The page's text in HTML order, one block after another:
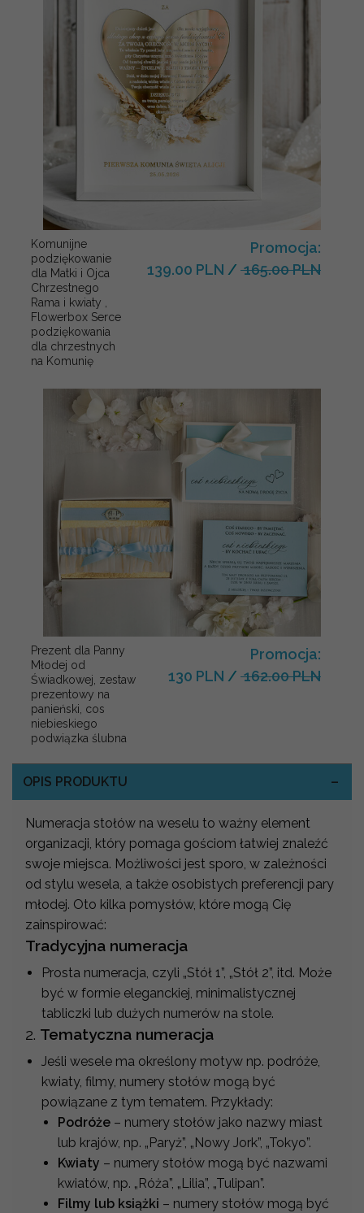
Komunijne
podziękowanie
dla Matki i Ojca
Chrzestnego
Rama i kwiaty ,
Flowerbox Serce
podziękowania
dla chrzestnych
na Komunię
Promocja:
139.00 PLN / 165.00 PLN
Prezent dla Panny
Młodej od
Świadkowej, zestaw
prezentowy na
panieński, cos
niebieskiego
podwiązka ślubna
Promocja:
130 PLN / 162.00 PLN
OPIS PRODUKTU
Numeracja stołów na weselu to ważny element
organizacji, który pomaga gościom łatwiej znaleźć
swoje miejsca. Możliwości jest sporo, w zależności
od stylu wesela, a także osobistych preferencji pary
młodej. Oto kilka pomysłów, które mogą Cię
zainspirować:
Tradycyjna numeracja
Prosta numeracja, czyli „Stół 1”, „Stół 2”, itd. Może
być w formie eleganckiej, minimalistycznej
tabliczki lub dużych numerów na stole.
2. Tematyczna numeracja
Jeśli wesele ma określony motyw np. podróże,
kwiaty, filmy, numery stołów mogą być
powiązane z tym tematem. Przykłady:
Podróże – numery stołów jako nazwy miast
lub krajów, np. „Paryż”, „Nowy Jork”, „Tokyo”.
Kwiaty – numery stołów mogą być nazwami
kwiatów, np. „Róża”, „Lilia”, „Tulipan”.
Filmy lub książki – numery stołów mogą być